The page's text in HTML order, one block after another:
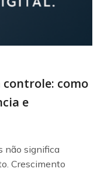
controle: como
e
não significa
Crescimento